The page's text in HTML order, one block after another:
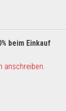
beim Einkauf
anschreiben.